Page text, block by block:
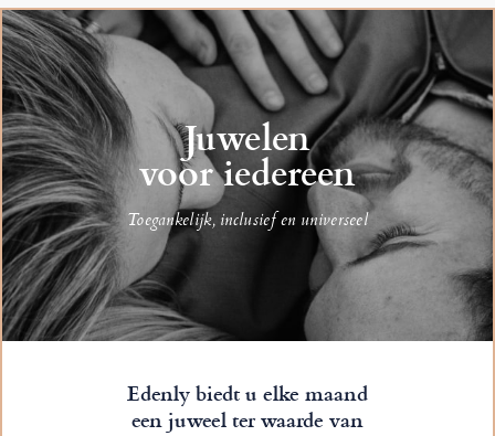
Juwelen
voor iedereen
Toegankelijk, inclusief en universeel
Edenly biedt u elke maand
een juweel ter waarde van